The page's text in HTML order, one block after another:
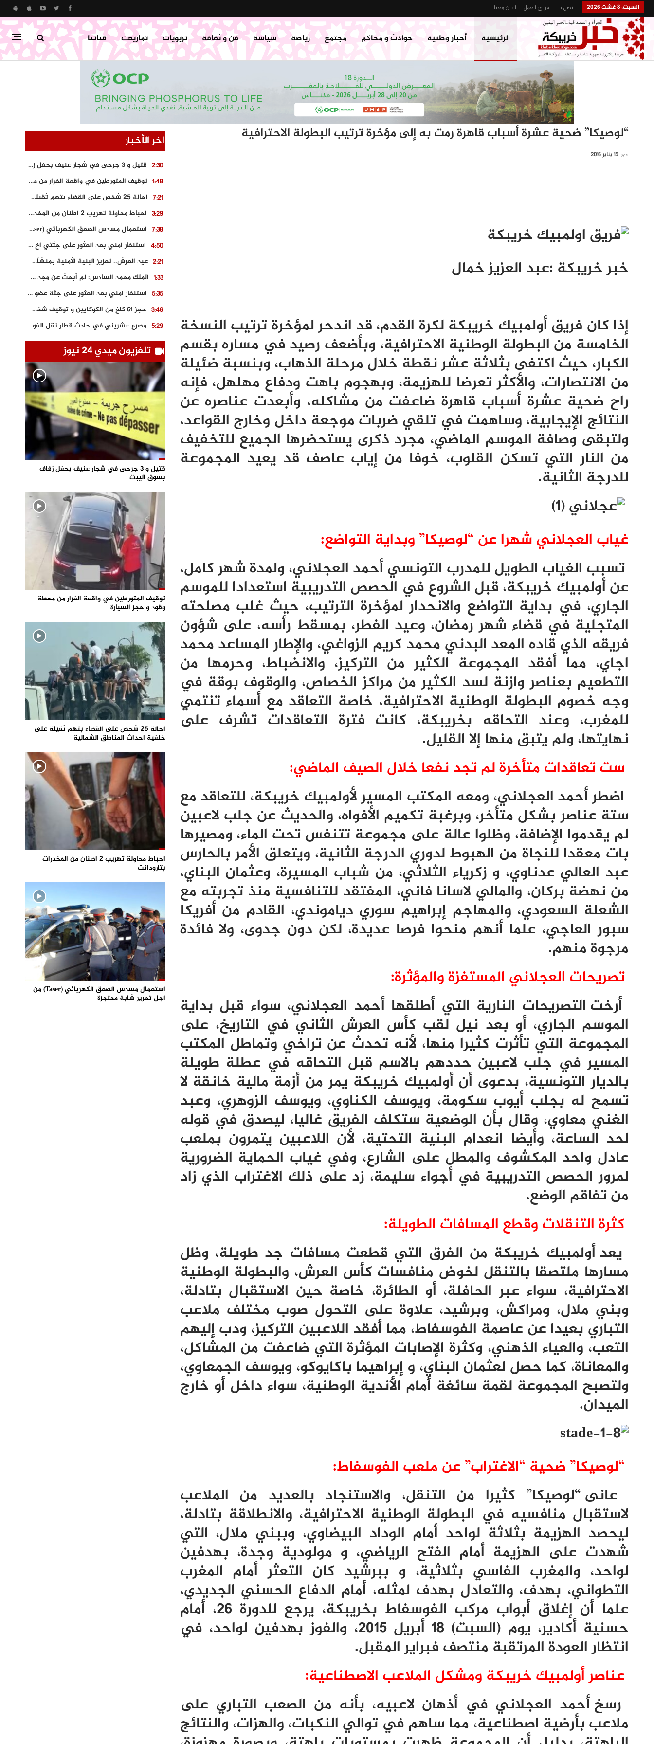
السبت، 8 غشت 2026 اتصل بنا فريق العمل اعلن معنا
الرئيسية أخبار وطنية حوادث و محاكم مجتمع رياضة سياسة فن و ثقافة تربويات تمازيغت قناتنا
“لوصيكا” ضحية عشرة أسباب قاهرة رمت به إلى مؤخرة ترتيب البطولة الاحترافية
في 15 يناير 2016
خبر خريبكة :عبد العزيز خمال
إذا كان فريق أولمبيك خريبكة لكرة القدم، قد اندحر لمؤخرة ترتيب النسخة
الخامسة من البطولة الوطنية الاحترافية، وبأضعف رصيد في مساره بقسم
الكبار، حيث اكتفى بثلاثة عشر نقطة خلال مرحلة الذهاب، وبنسبة ضئيلة
من الانتصارات، والأكثر تعرضا للهزيمة، وبهجوم باهت ودفاع مهلهل، فإنه
راح ضحية عشرة أسباب قاهرة ضاعفت من مشاكله، وأبعدت عناصره عن
النتائج الإيجابية، وساهمت في تلقي ضربات موجعة داخل وخارج القواعد،
ولتبقى وصافة الموسم الماضي، مجرد ذكرى يستحضرها الجميع للتخفيف
من النار التي تسكن القلوب، خوفا من إياب عاصف قد يعيد المجموعة
للدرجة الثانية.
غياب العجلاني شهرا عن “لوصيكا” وبداية التواضع:
تسبب الغياب الطويل للمدرب التونسي أحمد العجلاني، ولمدة شهر كامل،
عن أولمبيك خريبكة، قبل الشروع في الحصص التدريبية استعدادا للموسم
الجاري، في بداية التواضع والانحدار لمؤخرة الترتيب، حيث غلب مصلحته
المتجلية في قضاء شهر رمضان، وعيد الفطر، بمسقط رأسه، على شؤون
فريقه الذي قاده المعد البدني محمد كريم الزواغي، والإطار المساعد محمد
اجاي، مما أفقد المجموعة الكثير من التركيز، والانضباط، وحرمها من
التطعيم بعناصر وازنة لسد الكثير من مراكز الخصاص، والوقوف بوقة في
وجه خصوم البطولة الوطنية الاحترافية، خاصة التعاقد مع أسماء تنتمي
للمغرب، وعند التحاقه بخريبكة، كانت فترة التعاقدات تشرف على
نهايتها، ولم يتبق منها إلا القليل.
ست تعاقدات متأخرة لم تجد نفعا خلال الصيف الماضي:
اضطر أحمد العجلاني، ومعه المكتب المسير لأولمبيك خريبكة، للتعاقد مع
ستة عناصر بشكل متأخر، وبرغبة تكميم الأفواه، والحديث عن جلب لاعبين
لم يقدموا الإضافة، وظلوا عالة على مجموعة تتنفس تحت الماء، ومصيرها
بات معقدا للنجاة من الهبوط لدوري الدرجة الثانية، ويتعلق الأمر بالحارس
عبد العالي عدناوي، و زكرياء الثلاثي، من شباب المسيرة، وعثمان البناي،
من نهضة بركان، والمالي لاسانا فاني، المفتقد للتنافسية منذ تجربته مع
الشعلة السعودي، والمهاجم إبراهيم سوري دياموندي، القادم من أفريكا
سبور العاجي، علما أنهم منحوا فرصا عديدة، لكن دون جدوى، ولا فائدة
مرجوة منهم.
تصريحات العجلاني المستفزة والمؤثرة:
أرخت التصريحات النارية التي أطلقها أحمد العجلاني، سواء قبل بداية
الموسم الجاري، أو بعد نيل لقب كأس العرش الثاني في التاريخ، على
المجموعة التي تأثرت كثيرا منها، لأنه تحدث عن تراخي وتماطل المكتب
المسير في جلب لاعبين حددهم بالاسم قبل التحاقه في عطلة طويلة
بالديار التونسية، بدعوى أن أولمبيك خريبكة يمر من أزمة مالية خانقة لا
تسمح له بجلب أيوب سكومة، ويوسف الكناوي، ويوسف الزوهري، وعبد
الغني معاوي، وقال بأن الوضعية ستكلف الفريق غاليا، ليصدق في قوله
لحد الساعة، وأيضا انعدام البنية التحتية، لأن اللاعبين يتمرون بملعب
عادل واحد المكشوف والمطل على الشارع، وفي غياب الحماية الضرورية
لمرور الحصص التدريبية في أجواء سليمة، زد على ذلك الاغتراب الذي زاد
من تفاقم الوضع.
كثرة التنقلات وقطع المسافات الطويلة:
يعد أولمبيك خريبكة من الفرق التي قطعت مسافات جد طويلة، وظل
مسارها ملتصقا بالتنقل لخوض منافسات كأس العرش، والبطولة الوطنية
الاحترافية، سواء عبر الحافلة، أو الطائرة، خاصة حين الاستقبال بتادلة،
وبني ملال، ومراكش، وبرشيد، علاوة على التحول صوب مختلف ملاعب
التباري بعيدا عن عاصمة الفوسفاط، مما أفقد اللاعبين التركيز، ودب إليهم
التعب، والعياء الذهني، وكثرة الإصابات المؤثرة التي ضاعفت من المشاكل،
والمعاناة، كما حصل لعثمان البناي، و إبراهيما باكايوكو، ويوسف الجمعاوي،
ولتصبح المجموعة لقمة سائغة أمام الأندية الوطنية، سواء داخل أو خارج
الميدان.
“لوصيكا” ضحية “الاغتراب” عن ملعب الفوسفاط:
عانى “لوصيكا” كثيرا من التنقل، والاستنجاد بالعديد من الملاعب
لاستقبال منافسيه في البطولة الوطنية الاحترافية، والانطلاقة بتادلة،
ليحصد الهزيمة بثلاثة لواحد أمام الوداد البيضاوي، وببني ملال، التي
شهدت على الهزيمة أمام الفتح الرياضي، و مولودية وجدة، بهدفين
لواحد، والمغرب الفاسي بثلاثية، و ببرشيد كان التعثر أمام المغرب
التطواني، بهدف، والتعادل بهدف لمثله، أمام الدفاع الحسني الجديدي،
علما أن إغلاق أبواب مركب الفوسفاط بخريبكة، يرجع للدورة 26، أمام
حسنية أكادير، يوم (السبت) 18 أبريل2015، والفوز بهدفين لواحد، في
انتظار العودة المرتقبة منتصف فبراير المقبل.
عناصر أولمبيك خريبكة ومشكل الملاعب الاصطناعية:
رسخ أحمد العجلاني في أذهان لاعبيه، بأنه من الصعب التباري على
ملاعب بأرضية اصطناعية، مما ساهم في توالي النكبات، والهزات، والنتائج
اخر الأخبار
2:30
قتيل و 3 جرحى في شجار عنيف بحفل زفاف بسوق اليبت
1:48
توقيف المتورطين في واقعة الفرار من محطة وقود و حجز السيارة
7:21
احالة 25 شخص على القضاء بتهم ثقيلة على خلفية احداث المناطق الشمالية
3:29
احباط محاولة تهريب 2 اطنان من المخدرات بتارودانت
7:38
استعمال مسدس الصعق الكهربائي (Taser) من اجل تحرير شابة محتجزة
4:50
استنفار امني بعد العثور على جثتي اخ و ابن صاحب مطعم اسماك مشهور بطنجة
2:21
عيد العرش.. تعزيز البنية الأمنية بمنشآت و مصالح جديدة بكل من الحسيمة – فاس و الناظور
1:33
الملك محمد السادس: لم أبحث عن مجد شخصي.. وهَمي كرامة المغاربة
5:35
استنفار امني بعد العثور على جثة عضو سابق في حزب المصباح بالقنيطرة..
3:46
حجز 61 كلغ من الكوكايين و توقيف شخصين بالكركرات
5:29
مصرع عشريني في حادث قطار نقل الفوسفاط..
9:18
العثور على سبعينية جثة هامدة بمقر سكناها بمراكش
6:56
3:02
مصرع شابة ثلاثينية إثر سقوط سيارتها من منحدر خطير بالجرف الأصفر
3:04
توقيف “رضى الطالياني” بتهمة القيادة في حالة سكر و رفضه الامتثال للأمن
تلفزيون ميدي 24 نيوز
قتيل و 3 جرحى في شجار عنيف بحفل زفاف
بسوق اليبت
توقيف المتورطين في واقعة الفرار من محطة
وقود و حجز السيارة
احالة 25 شخص على القضاء بتهم ثقيلة على
خلفية احداث المناطق الشمالية
احباط محاولة تهريب 2 اطنان من المخدرات
بتارودانت
استعمال مسدس الصعق الكهربائي (Taser) من
اجل تحرير شابة محتجزة